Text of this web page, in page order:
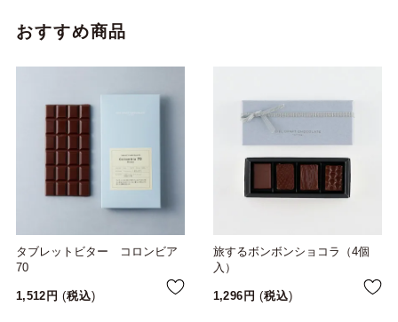
おすすめ商品
タブレットビター コロンビア
70
1,512 税込
旅するボンボンショコラ（4個
入）
1,296 税込